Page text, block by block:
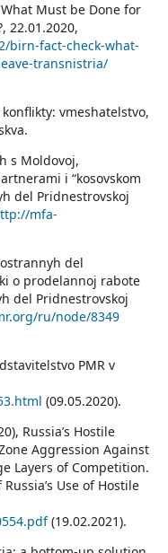
Must be Done for
22.01.2020,
birn-fact-check-what-
transnistria/
vmeshatelstvo,
s Moldovoj,
i “kosovskom
del Pridnestrovskoj
mfa-
del
o prodelannoj rabote
del Pridnestrovskoj
ru/node/8349
PMR v
(09.05.2020).
Russia’s Hostile
Aggression Against
Layers of Competition.
Use of Hostile
(19.02.2021).